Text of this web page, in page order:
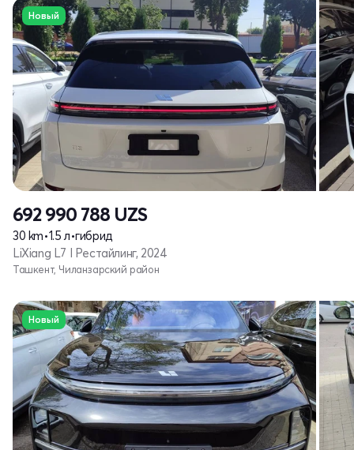
Новый
692 990 788 UZS
30 km•1.5 л•гибрид
LiXiang L7 I Рестайлинг, 2024
Ташкент, Чиланзарский район
Новый